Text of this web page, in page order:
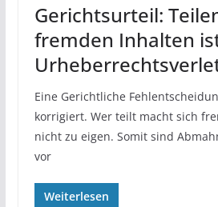
Gerichtsurteil:
fremden Inhalten
Eine Gerichtliche
korrigiert. Wer teilt macht sich
nicht zu eigen. Somit sind
vor
Weiterlesen